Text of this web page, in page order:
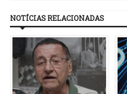
NOTÍCIAS RELACIONADAS